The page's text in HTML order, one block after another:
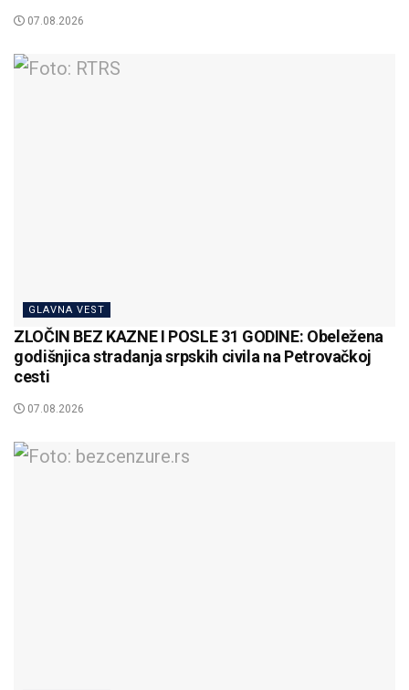
07.08.2026
GLAVNA VEST
ZLOČIN BEZ KAZNE I POSLE 31 GODINE: Obeležena
godišnjica stradanja srpskih civila na Petrovačkoj
cesti
07.08.2026